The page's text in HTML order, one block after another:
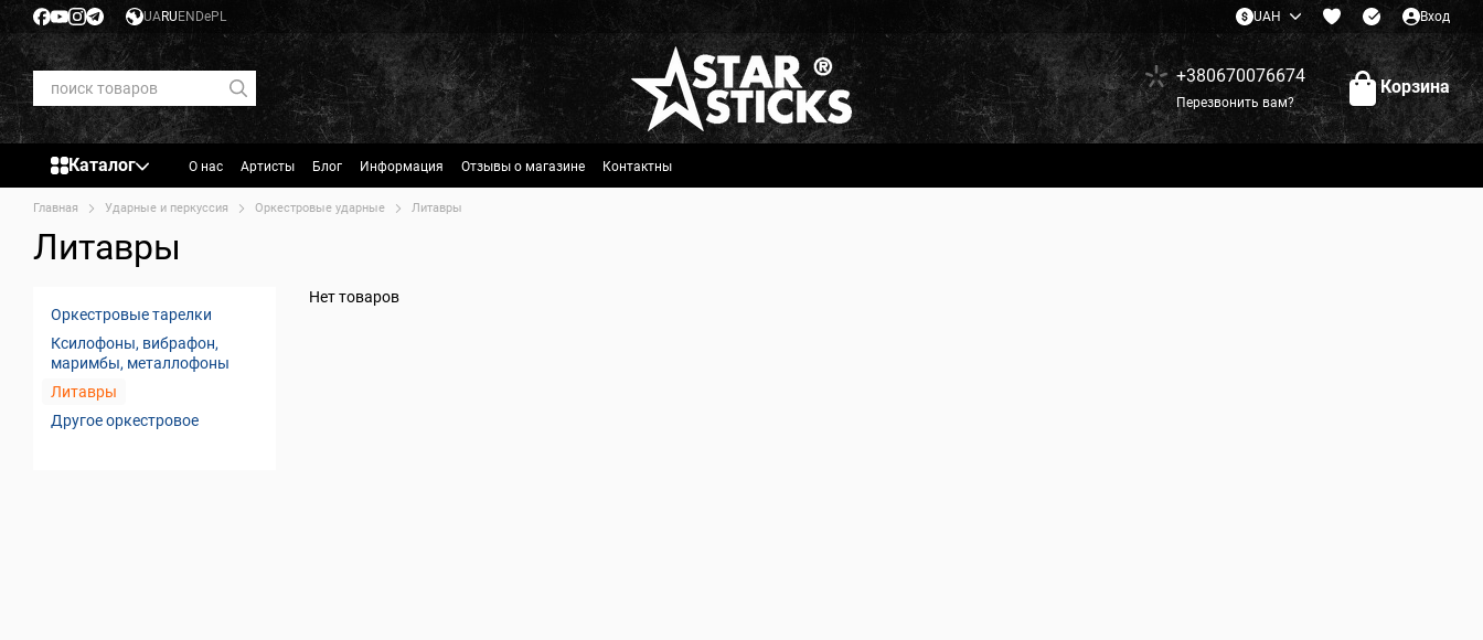
Перейти к основному контенту
UARU EN DePL UAH Вход
+380670076674
Перезвонить вам?
Корзина
Каталог О нас Артисты Блог Информация Отзывы о магазине Контактны
Главная Ударные и перкуссия Оркестровые ударные Литавры
Литавры
Нет товаров
Оркестровые тарелки
Ксилофоны, вибрафон,
маримбы, металлофоны
Литавры
Другое оркестровое